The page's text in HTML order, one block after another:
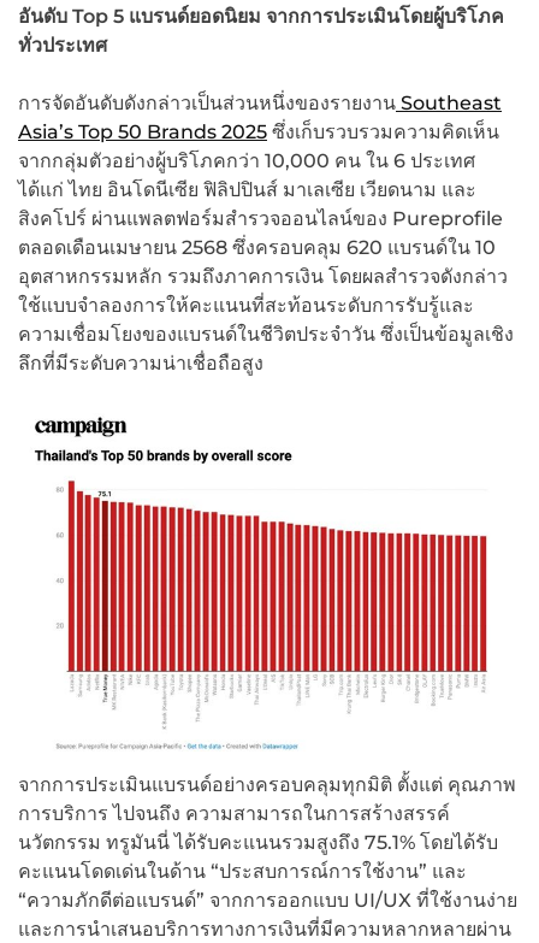
อันดับ Top 5 แบรนด์ยอดนิยม จากการประเมินโดยผู้บริโภค
ทั่วประเทศ
การจัดอันดับดังกล่าวเป็นส่วนหนึ่งของรายงาน Southeast
Asia’s Top 50 Brands 2025 ซึ่งเก็บรวบรวมความคิดเห็น
จากกลุ่มตัวอย่างผู้บริโภคกว่า 10,000 คน ใน 6 ประเทศ
ได้แก่ ไทย อินโดนีเซีย ฟิลิปปินส์ มาเลเซีย เวียดนาม และ
สิงคโปร์ ผ่านแพลตฟอร์มสำรวจออนไลน์ของ Pureprofile
ตลอดเดือนเมษายน 2568 ซึ่งครอบคลุม 620 แบรนด์ใน 10
อุตสาหกรรมหลัก รวมถึงภาคการเงิน โดยผลสำรวจดังกล่าว
ใช้แบบจำลองการให้คะแนนที่สะท้อนระดับการรับรู้และ
ความเชื่อมโยงของแบรนด์ในชีวิตประจำวัน ซึ่งเป็นข้อมูลเชิง
ลึกที่มีระดับความน่าเชื่อถือสูง
จากการประเมินแบรนด์อย่างครอบคลุมทุกมิติ ตั้งแต่ คุณภาพ
การบริการ ไปจนถึง ความสามารถในการสร้างสรรค์
นวัตกรรม ทรูมันนี่ ได้รับคะแนนรวมสูงถึง 75.1% โดยได้รับ
คะแนนโดดเด่นในด้าน “ประสบการณ์การใช้งาน” และ
“ความภักดีต่อแบรนด์” จากการออกแบบ UI/UX ที่ใช้งานง่าย
และการนำเสนอบริการทางการเงินที่มีความหลากหลายผ่าน